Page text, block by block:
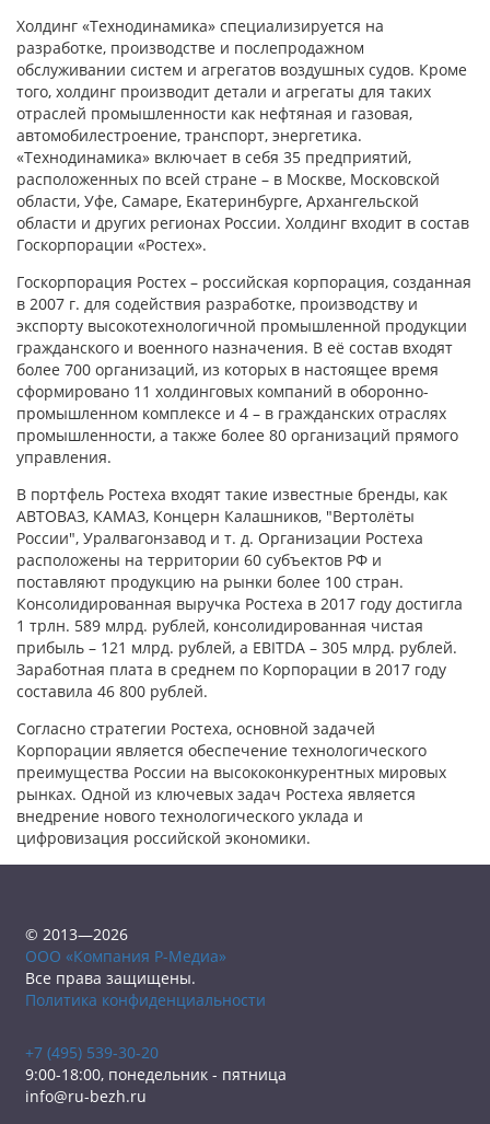
Холдинг «Технодинамика» специализируется на
разработке, производстве и послепродажном
обслуживании систем и агрегатов воздушных судов. Кроме
того, холдинг производит детали и агрегаты для таких
отраслей промышленности как нефтяная и газовая,
автомобилестроение, транспорт, энергетика.
«Технодинамика» включает в себя 35 предприятий,
расположенных по всей стране – в Москве, Московской
области, Уфе, Самаре, Екатеринбурге, Архангельской
области и других регионах России. Холдинг входит в состав
Госкорпорации «Ростех».
Госкорпорация Ростех – российская корпорация, созданная
в 2007 г. для содействия разработке, производству и
экспорту высокотехнологичной промышленной продукции
гражданского и военного назначения. В её состав входят
более 700 организаций, из которых в настоящее время
сформировано 11 холдинговых компаний в оборонно-
промышленном комплексе и 4 – в гражданских отраслях
промышленности, а также более 80 организаций прямого
управления.
В портфель Ростеха входят такие известные бренды, как
АВТОВАЗ, КАМАЗ, Концерн Калашников, "Вертолёты
России", Уралвагонзавод и т. д. Организации Ростеха
расположены на территории 60 субъектов РФ и
поставляют продукцию на рынки более 100 стран.
Консолидированная выручка Ростеха в 2017 году достигла
1 трлн. 589 млрд. рублей, консолидированная чистая
прибыль – 121 млрд. рублей, а EBITDA – 305 млрд. рублей.
Заработная плата в среднем по Корпорации в 2017 году
составила 46 800 рублей.
Согласно стратегии Ростеха, основной задачей
Корпорации является обеспечение технологического
преимущества России на высококонкурентных мировых
рынках. Одной из ключевых задач Ростеха является
внедрение нового технологического уклада и
цифровизация российской экономики.
© 2013—2026
ООО «Компания Р-Медиа»
Все права защищены.
Политика конфиденциальности
+7 (495) 539-30-20
9:00-18:00, понедельник - пятница
info@ru-bezh.ru